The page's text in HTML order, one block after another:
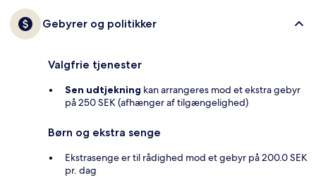
Gebyrer og politikker
Valgfrie tjenester
Sen udtjekning kan arrangeres mod et ekstra gebyr
på 250 SEK (afhænger af tilgængelighed)
Børn og ekstra senge
Ekstrasenge er til rådighed mod et gebyr på 200.0 SEK
pr. dag